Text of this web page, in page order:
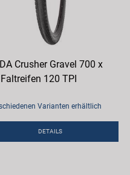
Crusher Gravel 700 x
120 TPI
Varianten erhältlich
DETAILS